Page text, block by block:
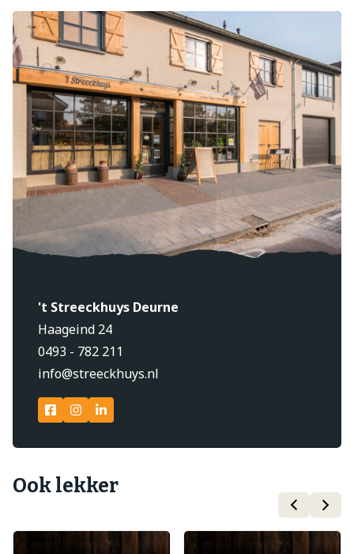
't Streeckhuys Deurne
Haageind 24
0493 - 782 211
info@streeckhuys.nl
Ook lekker